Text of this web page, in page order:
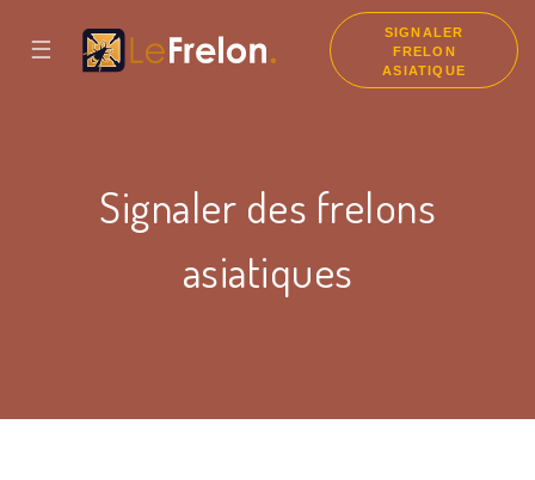
☰
SIGNALER
FRELON
ASIATIQUE
Signaler des frelons
asiatiques